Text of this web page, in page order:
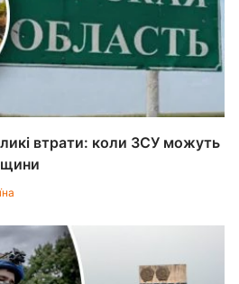
втрати: коли ЗСУ можуть